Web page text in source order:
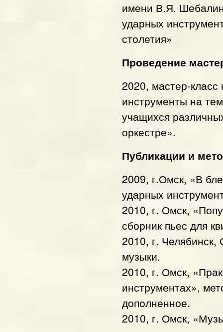
имени В.Я.
ударных
столетия»
Проведение
2020, мастер-
инструменты на
учащихся
оркестре».
Публикации и
2009, г.Омск, «В
ударных
2010, г. Омск,
сборник пьес для
2010, г.
музыки.
2010, г. Омск,
инструментах»,
дополненное.
2010, г. Омск,